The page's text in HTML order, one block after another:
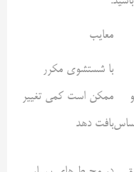
معایب
با شستشوی مکرر
ممکن است کمی تغییر
بافت دهد